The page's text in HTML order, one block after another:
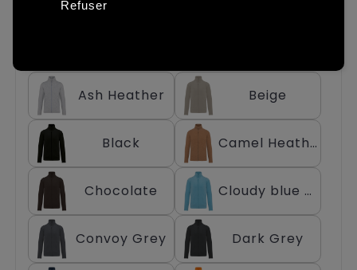
Chariots
Ash Heather Beige
Black Camel Heather
Chocolate Cloudy blue heather
Convoy Grey Dark Grey
Refuser